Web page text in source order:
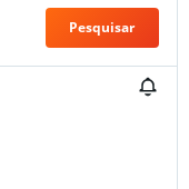
Pesquisar